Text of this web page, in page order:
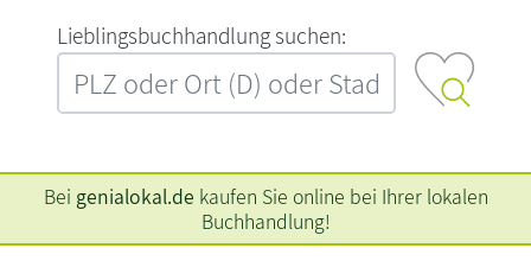
L‍i‍e‍b‍l‍i‍n‍g‍s‍b‍u‍c‍h‍h‍a‍n‍d‍l‍u‍n‍g‍ ‍s‍u‍c‍h‍e‍n‍:‍
Bei genialokal.de kaufen Sie online bei Ihrer lokalen
Buchhandlung!